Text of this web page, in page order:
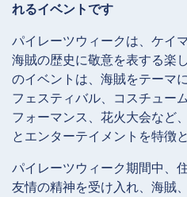
れるイベントです
パイレーツウィークは、ケイ
海賊の歴史に敬意を表する楽
のイベントは、海賊をテーマ
フェスティバル、コスチュー
フォーマンス、花火大会など
とエンターテイメントを特徴
パイレーツウィーク期間中、
友情の精神を受け入れ、海賊